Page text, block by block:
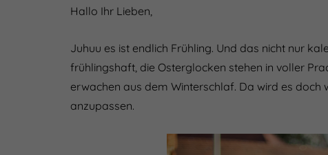
Hallo Ihr Lieben,
Juhuu es ist endlich Frühling. Und das nicht nur
frühlingshaft, die Osterglocken stehen in voller
erwachen aus dem Winterschlaf. Da wird es doch
anzupassen.